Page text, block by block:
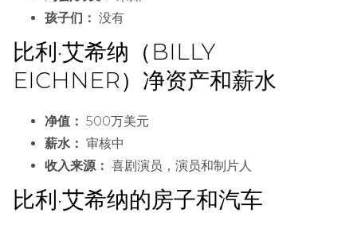
孩子们： 没有
比利·艾希纳（BILLY
EICHNER）净资产和薪水
净值： 500万美元
薪水： 审核中
收入来源： 喜剧演员，演员和制片人
比利·艾希纳的房子和汽车